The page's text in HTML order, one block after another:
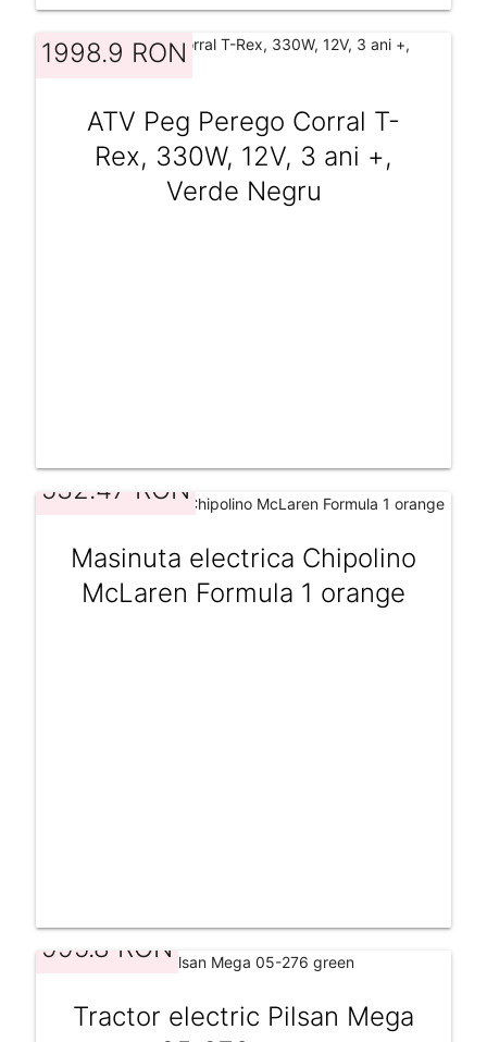
1998.9 RON
ATV Peg Perego Corral T-
Rex, 330W, 12V, 3 ani +,
Verde Negru
532.47 RON
Masinuta electrica Chipolino
McLaren Formula 1 orange
995.8 RON
Tractor electric Pilsan Mega